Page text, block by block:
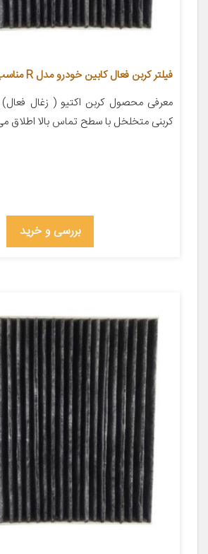
فیلتر کربن فعال کابین خودرو مدل R مناسب برای رنو لاگونا
معرفی محصول کربن اکتیو ( زغال فعال)
کربنی متخلخل با سطح تماس بالا اطلاق
بررسی و خرید